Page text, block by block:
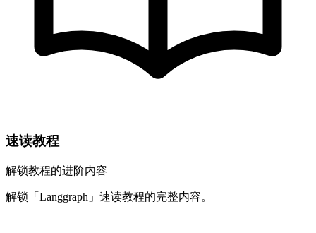
速读教程
解锁教程的进阶内容
解锁「Langgraph」速读教程的完整内容。